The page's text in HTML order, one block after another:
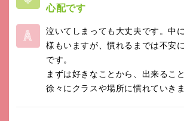
心配です
泣いてしまっても大丈夫です。中
様もいますが、慣れるまでは不安
です。
まずは好きなことから、出来るこ
徐々にクラスや場所に慣れていきま